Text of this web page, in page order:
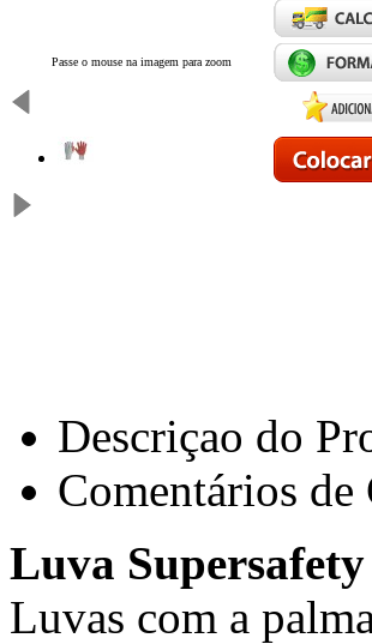
Passe o mouse na imagem para zoom
Descriçao do
Comentários de
Luva
Luvas com a